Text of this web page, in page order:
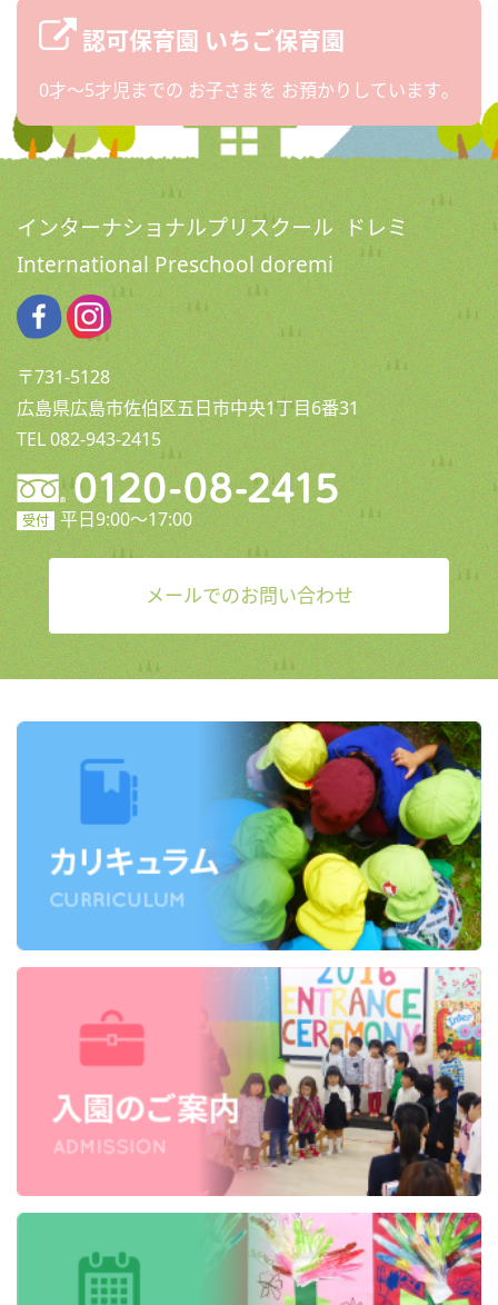
認可保育園 いちご保育園
0才〜5才児までの お子さまを お預かりしています。
インターナショナルプリスクール ドレミ
International Preschool doremi
〒731-5128
広島県広島市佐伯区五日市中央1丁目6番31
TEL 082-943-2415
受付 平日9:00〜17:00
メールでのお問い合わせ